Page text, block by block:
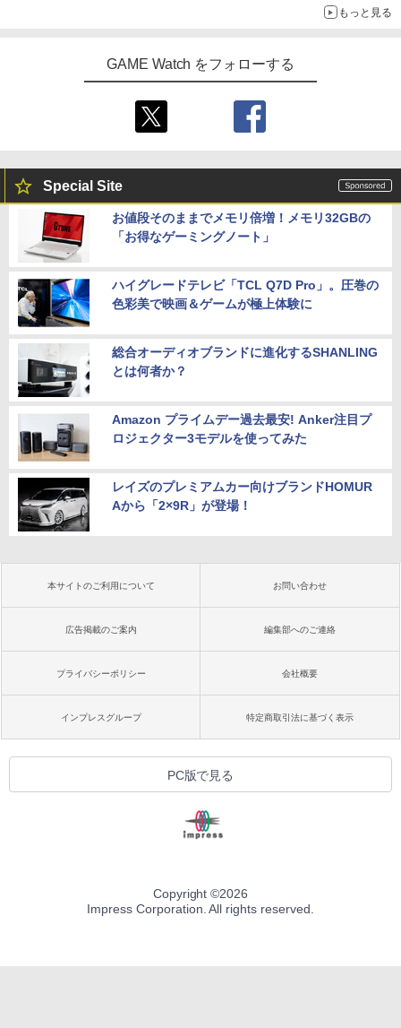
もっと見る
GAME Watch をフォローする
Special Site
お値段そのままでメモリ倍増！メモリ32GBの
「お得なゲーミングノート」
ハイグレードテレビ「TCL Q7D Pro」。圧巻の
色彩美で映画＆ゲームが極上体験に
総合オーディオブランドに進化するSHANLING
とは何者か？
Amazon プライムデー過去最安! Anker注目プ
ロジェクター3モデルを使ってみた
レイズのプレミアムカー向けブランドHOMUR
Aから「2×9R」が登場！
本サイトのご利用について お問い合わせ
広告掲載のご案内 編集部へのご連絡
プライバシーポリシー 会社概要
インプレスグループ 特定商取引法に基づく表示
PC版で見る
Copyright ©2026
Impress Corporation. All rights reserved.